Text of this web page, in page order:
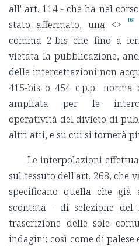
all' art. 114 - che ha nel
stato affermato, una <> [6]
comma 2-bis che fino a
vietata la pubblicazione,
delle intercettazioni non
415-bis o 454 c.p.p.:
ampliata per le
operatività del divieto di
altri atti, e su cui si tornerà
Le interpolazioni
sul tessuto dell'art. 268, che
specificano quella che
scontata - di selezione
trascrizione delle sole
indagini; così come di